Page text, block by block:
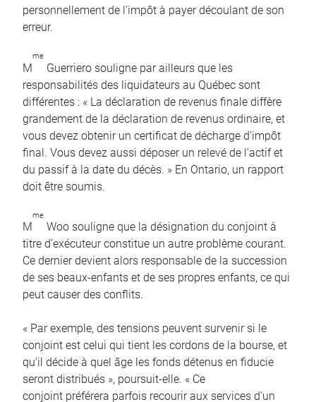
personnellement de l’impôt à payer découlant de son
erreur.
M
me
Guerriero souligne par ailleurs que les
responsabilités des liquidateurs au Québec sont
différentes : « La déclaration de revenus finale diffère
grandement de la déclaration de revenus ordinaire, et
vous devez obtenir un certificat de décharge d’impôt
final. Vous devez aussi déposer un relevé de l’actif et
du passif à la date du décès. » En Ontario, un rapport
doit être soumis.
M
me
Woo souligne que la désignation du conjoint à
titre d’exécuteur constitue un autre problème courant.
Ce dernier devient alors responsable de la succession
de ses beaux-enfants et de ses propres enfants, ce qui
peut causer des conflits.
« Par exemple, des tensions peuvent survenir si le
conjoint est celui qui tient les cordons de la bourse, et
qu’il décide à quel âge les fonds détenus en fiducie
seront distribués », poursuit-elle. « Ce
conjoint préférera parfois recourir aux services d’un